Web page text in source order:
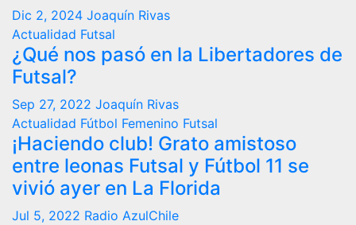
Dic 2, 2024 Joaquín Rivas
Actualidad Futsal
¿Qué nos pasó en la Libertadores de
Futsal?
Sep 27, 2022 Joaquín Rivas
Actualidad Fútbol Femenino Futsal
¡Haciendo club! Grato amistoso
entre leonas Futsal y Fútbol 11 se
vivió ayer en La Florida
Jul 5, 2022 Radio AzulChile